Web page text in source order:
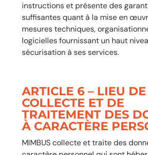
instructions et présente des
suffisantes quant à la mise en
mesures techniques,
logicielles fournissant un haut
sécurisation à ses services.
ARTICLE 6 – LIEU DE
COLLECTE ET DE
TRAITEMENT DES
À CARACTÈRE
MIMBUS collecte et traite des